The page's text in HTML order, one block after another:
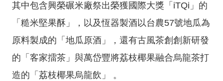
園
府
E
n
其中包含興榮碾米廠祭出榮獲國際大獎「iTQi」的
「糙米堅果酥」，以及恆器製酒以台農57號地瓜為
原料製成的「地瓜原酒」，還有古風茶創創新研發
的「客家擂茶」與萬岱豐將荔枝椰果融合烏龍茶打
造的「荔枝椰果烏龍飲」 。